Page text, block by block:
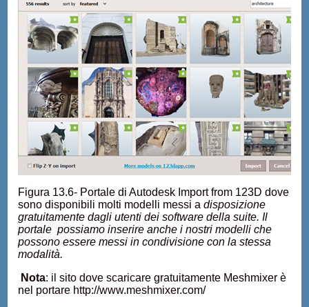
Figura 13.6- Portale di Autodesk Import from 123D dove
sono disponibili molti modelli messi adisposizione
gratuitamente dagli utenti dei software della suite. Il
portale possiamo inserire anche i nostri modelli che
possono essere messi in condivisione con la stessa
modalità.
Nota: il sito dove scaricare gratuitamente Meshmixer è
nel portare http://www.meshmixer.com/